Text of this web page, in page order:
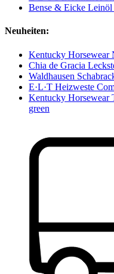
Bense & Eicke Leinöl
Neuheiten:
Kentucky
Chia de Gracia
Waldhausen
E·L·T Heizweste
Kentucky Horsewear
green